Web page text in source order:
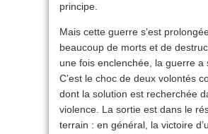
principe.
Mais cette guerre s’est
beaucoup de morts et de
une fois enclenchée, la guerre a
C’est le choc de deux volontés
dont la solution est recherchée
violence. La sortie est dans le
terrain : en général, la victoire